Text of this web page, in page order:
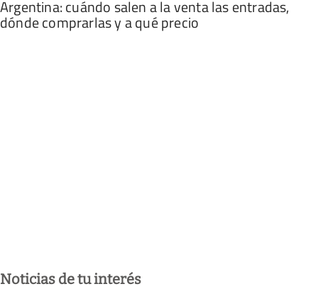
Argentina: cuándo salen a la venta las entradas,
dónde comprarlas y a qué precio
Noticias de tu interés